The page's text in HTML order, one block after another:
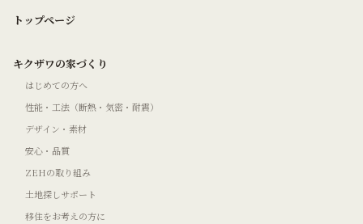
トップページ
キクザワの家づくり
はじめての方へ
性能・工法（断熱・気密・耐震）
デザイン・素材
安心・品質
ZEHの取り組み
土地探しサポート
移住をお考えの方に